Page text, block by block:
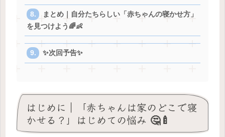
まとめ｜自分たちらしい「赤ちゃんの寝かせ方」
を見つけよう🌈👶
✨次回予告✨
はじめに｜「赤ちゃんは家のどこで寝
かせる？」はじめての悩み 🤔🍼